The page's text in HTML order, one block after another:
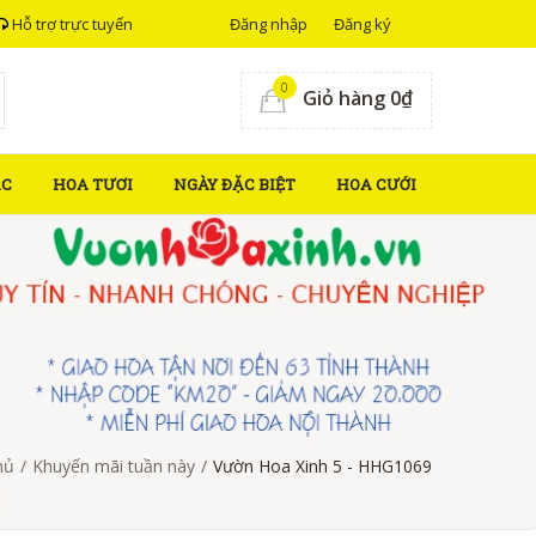
Hỗ trợ trực tuyến Đăng nhập Đăng ký
0 Giỏ hàng 0₫
HOA TƯƠI NGÀY ĐẶC BIỆT HOA CƯỚI
/ Khuyến mãi tuần này / Vườn Hoa Xinh 5 - HHG1069